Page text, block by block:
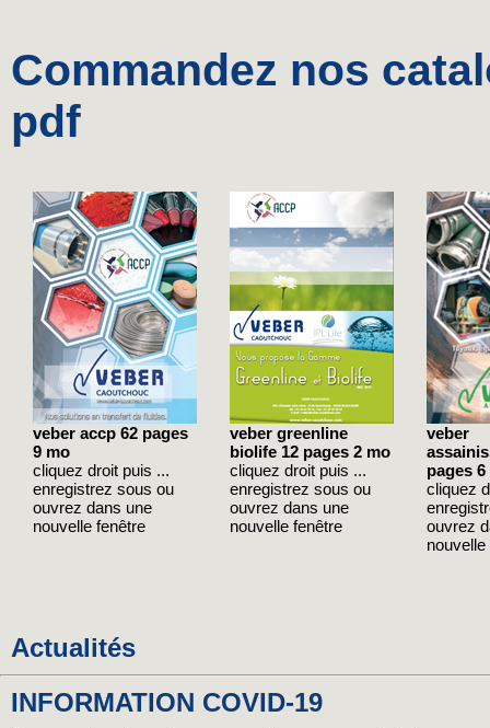
Commandez nos
pdf
veber accp 62 pages
9 mo
cliquez droit puis ...
enregistrez sous ou
ouvrez dans une
nouvelle fenêtre
veber greenline
biolife 12 pages 2 mo
cliquez droit puis ...
enregistrez sous ou
ouvrez dans une
nouvelle fenêtre
veber
pages 6
cliquez
ouvrez
Actualités
INFORMATION COVID-19